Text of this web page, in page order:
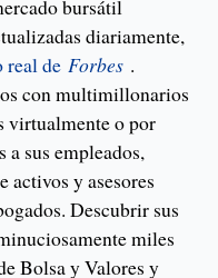
bursátil
diariamente,
real de Forbes .
con multimillonarios
virtualmente o por
sus empleados,
activos y asesores
Descubrir sus
miles
Bolsa y Valores y